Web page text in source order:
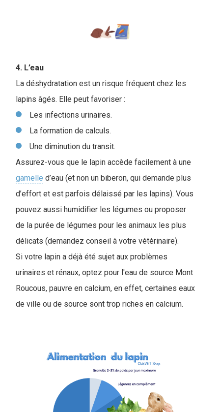
4. L’eau
La déshydratation est un risque fréquent chez les
lapins âgés. Elle peut favoriser :
Les infections urinaires.
La formation de calculs.
Une diminution du transit.
Assurez-vous que le lapin accède facilement à une
gamelle d’eau (et non un biberon, qui demande plus
d’effort et est parfois délaissé par les lapins). Vous
pouvez aussi humidifier les légumes ou proposer
de la purée de légumes pour les animaux les plus
délicats (demandez conseil à votre vétérinaire).
Si votre lapin a déjà été sujet aux problèmes
urinaires et rénaux, optez pour l'eau de source Mont
Roucous, pauvre en calcium, en effet, certaines eaux
de ville ou de source sont trop riches en calcium.